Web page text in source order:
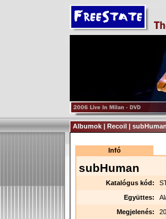
Albumok | Recoil | subHuman
Infó
subHuman
Katalógus kód:
Együttes:
Megjelenés: